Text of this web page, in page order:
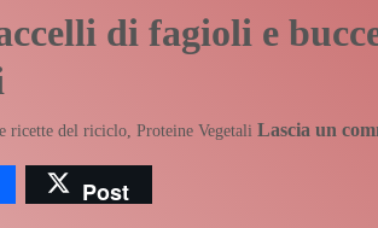
di fagioli e
ricette del riciclo Proteine Vegetali Lascia un
Post